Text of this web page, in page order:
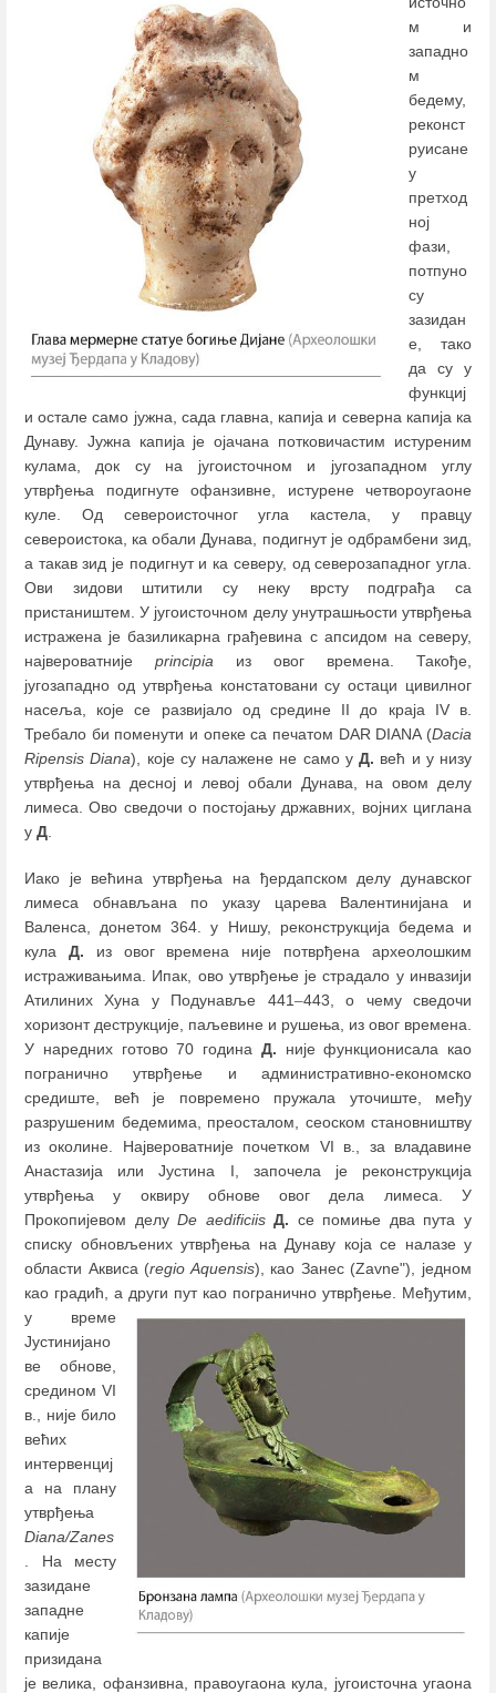
м и
западно
м
бедему,
реконст
руисане
у
претход
ној
фази,
потпуно
су
зазидан
е, тако
да су у
функциј
и остале само јужна, сада главна, капија и северна капија ка
Дунаву. Јужна капија је ојачана потковичастим истуреним
кулама, док су на југоисточном и југозападном углу
утврђења подигнуте офанзивне, истурене четвороугаоне
куле. Од североисточног угла кастела, у правцу
североистока, ка обали Дунава, подигнут је одбрамбени зид,
а такав зид је подигнут и ка северу, од северозападног угла.
Ови зидови штитили су неку врсту подграђа са
пристаништем. У југоисточном делу унутрашњости утврђења
истражена је базиликарна грађевина с апсидом на северу,
највероватније principia из овог времена. Такође,
југозападно од утврђења констатовани су остаци цивилног
насеља, које се развијало од средине II до краја IV в.
Требало би поменути и опеке са печатом DAR DIANA (Dacia
Ripensis Diana), које су налажене не само у Д. већ и у низу
утврђења на десној и левој обали Дунава, на овом делу
лимеса. Ово сведочи о постојању државних, војних циглана
у Д.
Иако је већина утврђења на ђердапском делу дунавског
лимеса обнављана по указу царева Валентинијана и
Валенса, донетом 364. у Нишу, реконструкција бедема и
кула Д. из овог времена није потврђена археолошким
истраживањима. Ипак, ово утврђење је страдало у инвазији
Атилиних Хуна у Подунавље 441–443, о чему сведочи
хоризонт деструкције, паљевине и рушења, из овог времена.
У наредних готово 70 година Д. није функционисала као
погранично утврђење и административно-економско
средиште, већ је повремено пружала уточиште, међу
разрушеним бедемима, преосталом, сеоском становништву
из околине. Највероватније почетком VI в., за владавине
Анастазија или Јустина I, започела је реконструкција
утврђења у оквиру обнове овог дела лимеса. У
Прокопијевом делуDe aedificiis Д. се помиње два пута у
списку обновљених утврђења на Дунаву која се налазе у
области Аквиса (regio Aquensis), као Занес (Zavne"), једном
као градић, а други пут као погранично утврђење.
Међутим,
у време
Јустинијано
ве обнове,
средином VI
в., није било
већих
интервенциј
а на плану
утврђења
Diana/Zanes
. На месту
зазидане
западне
капије
призидана
је велика, офанзивна, правоугаона кула, југоисточна угаона